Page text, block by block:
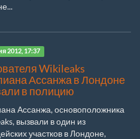
2012, 17:37
Wikileaks
Ассанжа в Лондоне
в полицию
Ассанжа, основоположника
вызвали в один из
участков в Лондоне,